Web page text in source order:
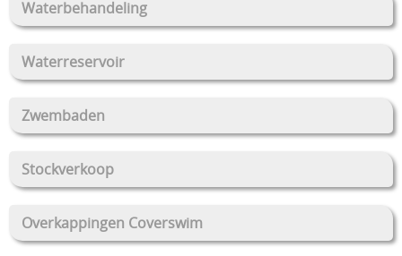
Waterbehandeling
Waterreservoir
Zwembaden
Stockverkoop
Overkappingen Coverswim